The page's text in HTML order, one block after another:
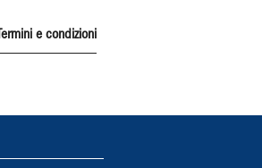
Termini e condizioni